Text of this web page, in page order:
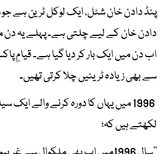
پنڈ دادن خان شٹل، ایک لوکل ٹرین ہے جو
دادن خان کے لیے چلتی ہے۔ پہلے یہ دن
اب دن میں ایک بار کر دیا گیا ہے۔ قیامِ
سے بھی زیادہ ٹرینیں چلا کرتی تھیں۔
1996 میں یہاں کا دورہ کرنے والے ایک
لکھتے ہیں کہ؛